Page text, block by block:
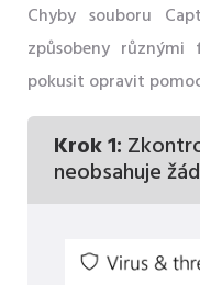
Chyby souboru
způsobeny
pokusit opravit
Krok 1:
neobsahuje